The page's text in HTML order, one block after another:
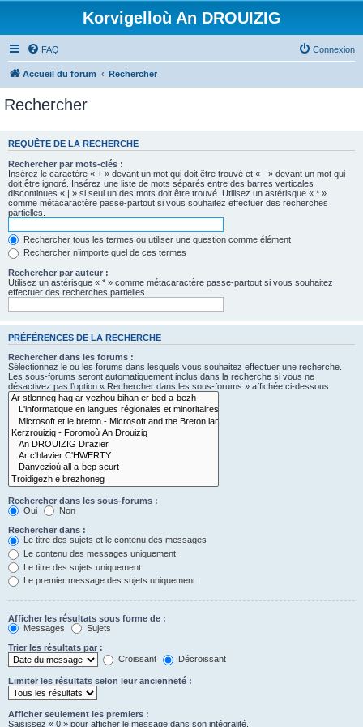
Korvigelloù An DROUIZIG
FAQ Connexion
Accueil du forum Rechercher
Rechercher
REQUÊTE DE LA RECHERCHE
Rechercher par mots-clés :
Insérez le caractère « + » devant un mot qui doit être trouvé et « - » devant un mot qui
doit être ignoré. Insérez une liste de mots séparés entre des barres verticales
discontinues « | » si seul un des mots doit être trouvé. Utilisez un astérisque « * »
comme métacaractère passe-partout si vous souhaitez effectuer des recherches
partielles.
Rechercher tous les termes ou utiliser une question comme élément
Rechercher n’importe quel de ces termes
Rechercher par auteur :
Utilisez un astérisque « * » comme métacaractère passe-partout si vous souhaitez
effectuer des recherches partielles.
PRÉFÉRENCES DE LA RECHERCHE
Rechercher dans les forums :
Sélectionnez le ou les forums dans lesquels vous souhaitez effectuer une recherche.
Les sous-forums seront automatiquement inclus dans la recherche si vous ne
désactivez pas l’option « Rechercher dans les sous-forums » affichée ci-dessous.
Rechercher dans les sous-forums :
Oui
Non
Rechercher dans :
Le titre des sujets et le contenu des messages
Le contenu des messages uniquement
Le titre des sujets uniquement
Le premier message des sujets uniquement
Afficher les résultats sous forme de :
Messages
Sujets
Trier les résultats par :
Croissant
Décroissant
Limiter les résultats selon leur ancienneté :
Afficher seulement les premiers :
Saisissez « 0 » pour afficher le message dans son intégralité.